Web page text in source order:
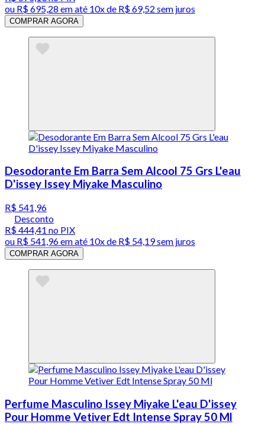
ou R$ 695,28 em até 10x de R$ 69,52 sem juros
COMPRAR AGORA
Desodorante Em Barra Sem Alcool 75 Grs L'eau
D'issey Issey Miyake Masculino
R$ 541,96
Desconto
R$ 444,41 no PIX
ou R$ 541,96em até 10x de R$ 54,19 sem juros
COMPRAR AGORA
Perfume Masculino Issey Miyake L'eau D'issey
Pour Homme Vetiver Edt Intense Spray 50 Ml